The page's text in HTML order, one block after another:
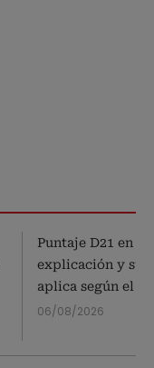
Puntaje D21 en
explicación y
aplica según el
06/08/2026